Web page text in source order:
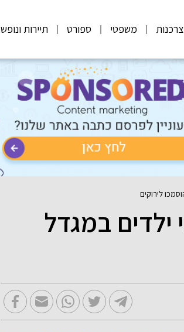
משפטי ספורט תיירות ונופש
לירוקים
ילדים במגדל